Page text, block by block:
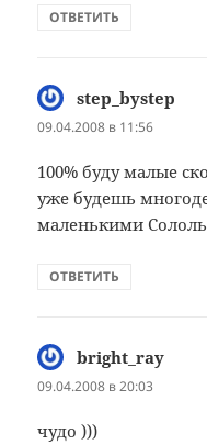
ОТВЕТИТЬ
step_bystep
09.04.2008 в 11:56
100% буду малые
уже будешь
маленькими
ОТВЕТИТЬ
bright_ray
09.04.2008 в 20:03
чудо )))